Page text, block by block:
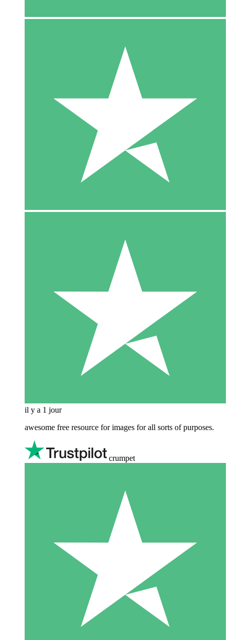
il y a 1 jour
awesome free resource for images for all sorts of purposes.
crumpet